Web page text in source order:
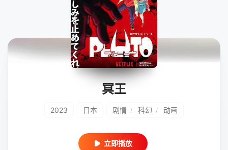
冥王
2023 日本 剧情 / 科幻 / 动画
立即播放